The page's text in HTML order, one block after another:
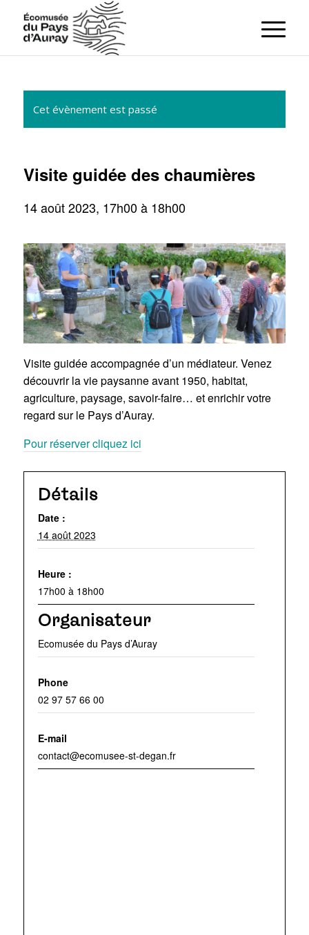
Cet évènement est passé
Visite guidée des chaumières
14 août 2023, 17h00à 18h00
Visite guidée accompagnée d’un médiateur. Venez
découvrir la vie paysanne avant 1950, habitat,
agriculture, paysage, savoir-faire… et enrichir votre
regard sur le Pays d’Auray.
Pour réserver cliquez ici
Détails
Date :
14 août 2023
Heure :
17h00 à 18h00
Organisateur
Ecomusée du Pays d’Auray
Phone
02 97 57 66 00
E-mail
contact@ecomusee-st-degan.fr